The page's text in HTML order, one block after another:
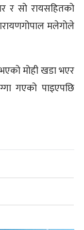
र सो रायसहितको
मलेगोले
मोही खडा भएर
गएको पाइएपछि